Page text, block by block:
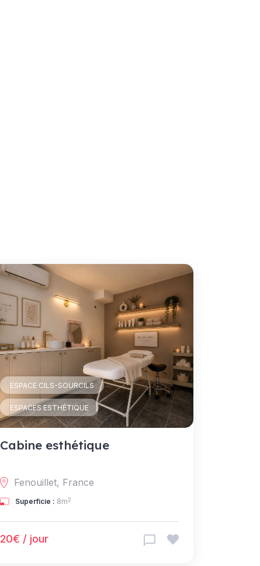
ESPACE CILS-SOURCILS
ESPACES ESTHÉTIQUE
Cabine esthétique
Fenouillet, France
Superficie : 8m2
20€ / jour